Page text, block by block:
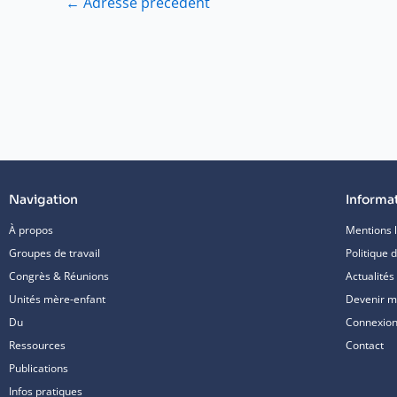
Navigation
À propos
Groupes de travail
Congrès & Réunions
Unités mère-enfant
Du
Ressources
Publications
Infos pratiques
Mentions
Politique
Actualités
Devenir
Contact